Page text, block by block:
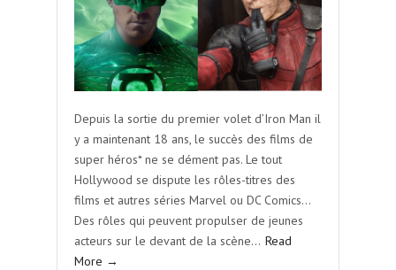
Depuis la sortie du premier volet d’Iron Man il
y a maintenant 18 ans, le succès des films de
super héros* ne se dément pas. Le tout
Hollywood se dispute les rôles-titres des
films et autres séries Marvel ou DC Comics…
Des rôles qui peuvent propulser de jeunes
acteurs sur le devant de la scène… Read
More →